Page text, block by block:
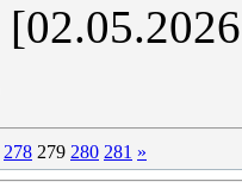
278 279 280 281 »